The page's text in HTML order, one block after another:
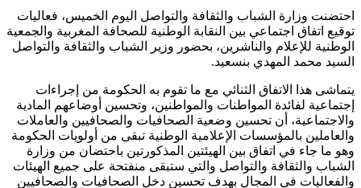
احتضنت وزارة الشباب والثقافة والتواصل اليوم الخميس، فعاليات
توقيع اتفاق اجتماعي بين النقابة الوطنية للصحافة المغربية والجمعية
الوطنية للإعلام والناشرين، بحضور وزير الشباب والثقافة والتواصل
السيد محمد المهدي بنسعيد.
يتماشى هذا الاتفاق الثنائي مع ما تقوم به الحكومة من إجراءات
إجتماعية لفائدة المواطنات والمواطنين، وتحسين أوضاعهم المادية
والاجتماعية، أن تحسين وضعية الصحافيات والصحافيين والعاملات
والعاملين بالمؤسسات الإعلامية الوطنية تبقى من أولويات الحكومة
وهو ما جاء في اتفاق بين الهيئتين المذكورتين باحتضان من وزارة
الشباب والثقافة والتواصل والتي ستبقى منفتحة على جميع الهيئات
والفعاليات في المجال بهدف تحسين دخل الصحافيات والصحافيين